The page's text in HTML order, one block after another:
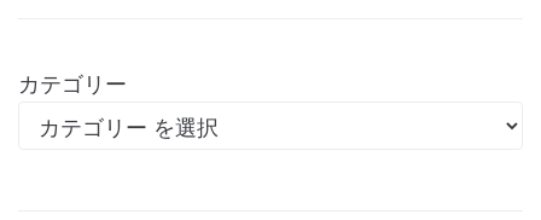
カテゴリー